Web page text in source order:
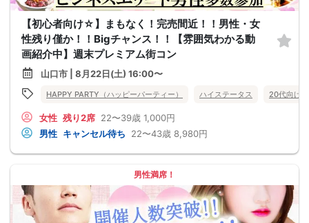
【初心者向け☆】まもなく！完売間近！！男性・女
性残り僅か！！Bigチャンス！！【雰囲気わかる動
画紹介中】週末プレミアム街コン
山口市 | 8月22日(土) 16:00〜
HAPPY PARTY（ハッピーパーティー） ハイステータス 20代向け
女性 残り2席 22〜39歳 1,000円
男性 キャンセル待ち 22〜43歳 8,980円
男性満席！